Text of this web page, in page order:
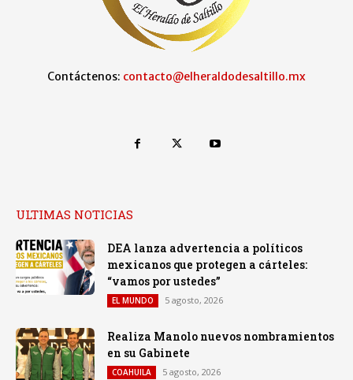
Contáctenos: contacto@elheraldodesaltillo.mx
ULTIMAS NOTICIAS
DEA lanza advertencia a políticos
mexicanos que protegen a cárteles:
“vamos por ustedes”
EL MUNDO 5 agosto, 2026
Realiza Manolo nuevos nombramientos
en su Gabinete
COAHUILA 5 agosto, 2026